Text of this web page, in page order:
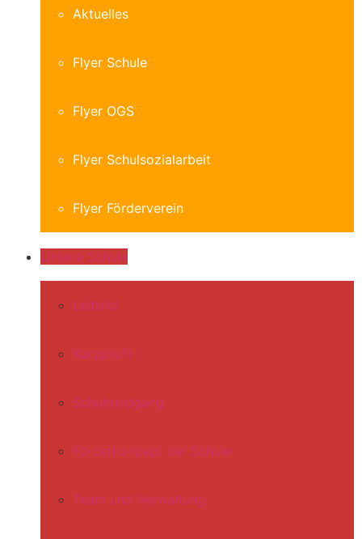
Aktuelles
Flyer Schule
Flyer OGS
Flyer Schulsozialarbeit
Flyer Förderverein
Unsere Schule
Leitbild
Kurzprofil
Schulrundgang
Förderkonzept der Schule
Team und Verwaltung